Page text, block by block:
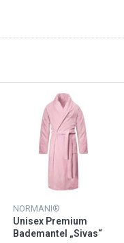
NORMANI®
Unisex Premium
Bademantel „Sivas“